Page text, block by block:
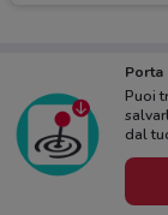
Porta
Puoi
dal